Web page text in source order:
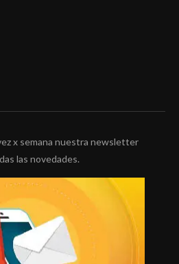
x semana nuestra newsletter
las novedades.